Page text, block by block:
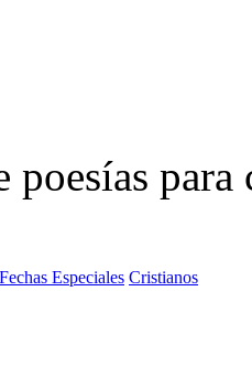
Fechas Especiales Cristianos